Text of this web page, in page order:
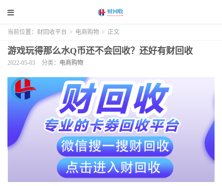
当前位置： 财回收平台 > 电商购物 > 正文
游戏玩得那么水Q币还不会回收？还好有财回收
2022-05-03 分类： 电商购物